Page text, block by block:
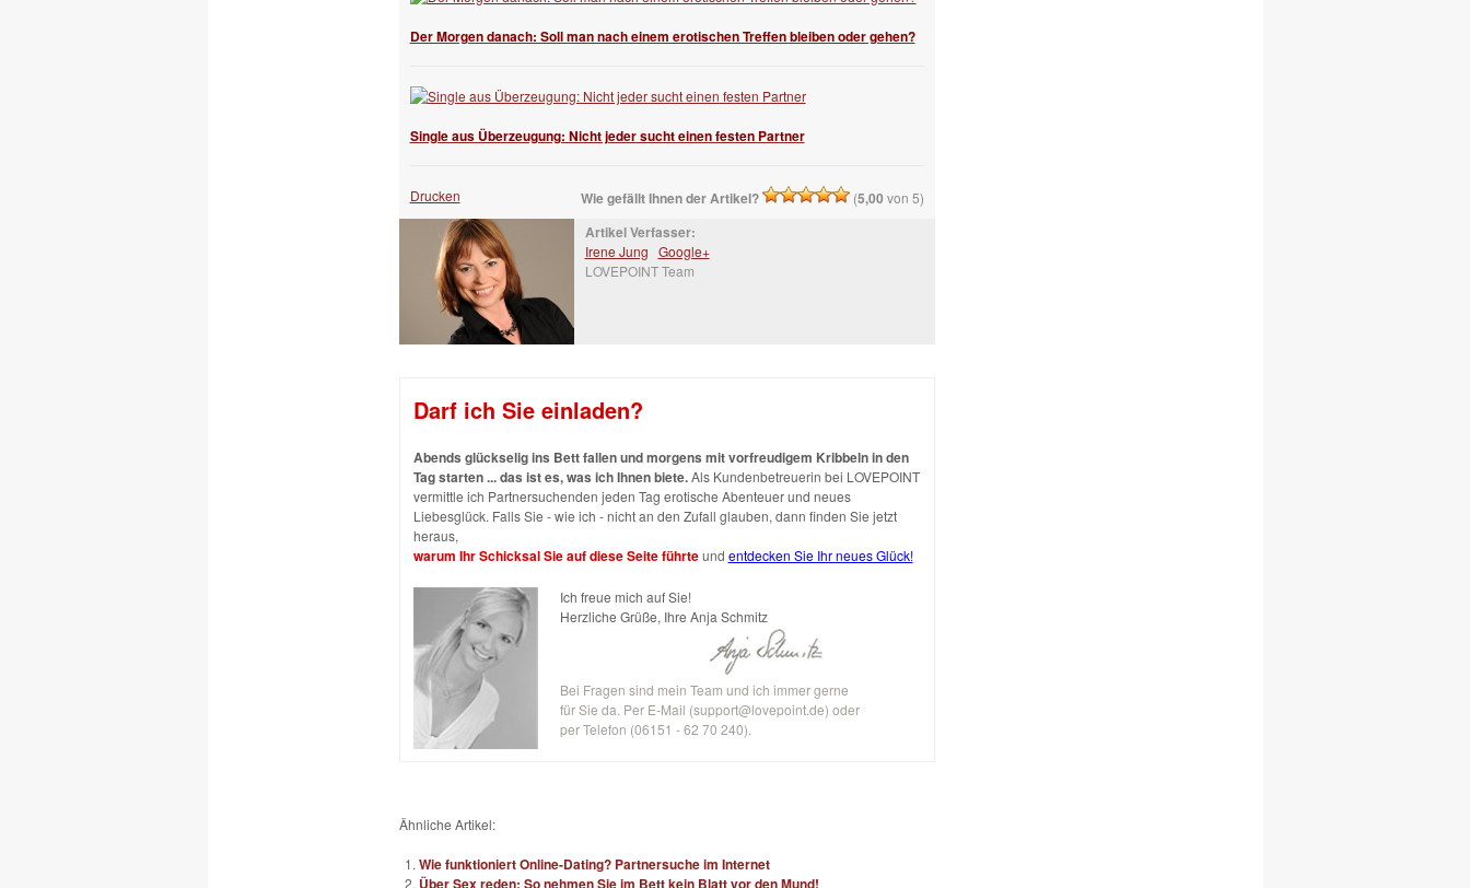
Der Morgen danach: Soll man nach einem erotischen Treffen bleiben oder gehen?
Single aus Überzeugung: Nicht jeder sucht einen festen Partner
Drucken Wie gefällt Ihnen der Artikel? (5,00 von 5)
Artikel Verfasser:
Irene Jung Google+
LOVEPOINT Team
Darf ich Sie einladen?
Abends glückselig ins Bett fallen und morgens mit vorfreudigem Kribbeln in den
Tag starten ... das ist es, was ich Ihnen biete.Als Kundenbetreuerin bei LOVEPOINT
vermittle ich Partnersuchenden jeden Tag erotische Abenteuer und neues
Liebesglück. Falls Sie - wie ich - nicht an den Zufall glauben, dann finden Sie jetzt
heraus,
warum Ihr Schicksal Sie auf diese Seite führteund entdecken Sie Ihr neues Glück!
Ich freue mich auf Sie!
Herzliche Grüße, Ihre Anja Schmitz
Bei Fragen sind mein Team und ich immer gerne
für Sie da. Per E-Mail (support@lovepoint.de) oder
per Telefon (06151 - 62 70 240).
Ähnliche Artikel:
Wie funktioniert Online-Dating? Partnersuche im Internet
Über Sex reden: So nehmen Sie im Bett kein Blatt vor den Mund!